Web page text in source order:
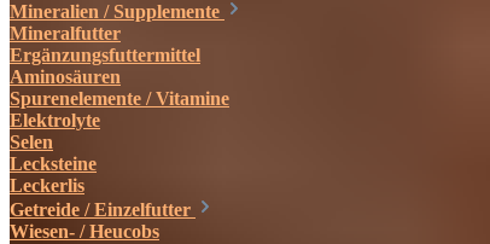
Mineralien / Supplemente
Mineralfutter
Ergänzungsfuttermittel
Aminosäuren
Spurenelemente / Vitamine
Elektrolyte
Selen
Lecksteine
Leckerlis
Getreide / Einzelfutter
Wiesen- / Heucobs